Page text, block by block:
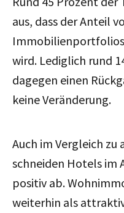
aus, dass der Anteil
wird. Lediglich rund
dagegen einen
keine Veränderung.
Auch im Vergleich zu
schneiden Hotels
positiv ab.
weiterhin als